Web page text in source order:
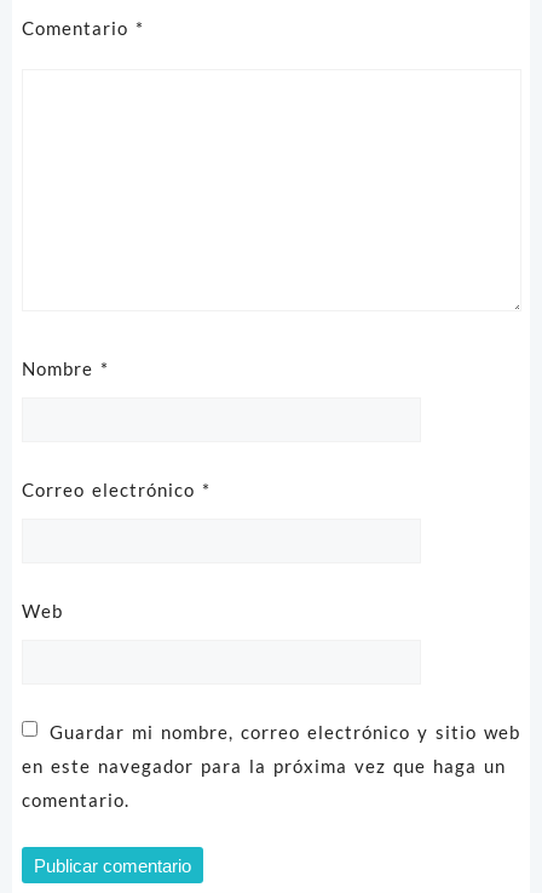
Comentario *
Nombre *
Correo electrónico *
Web
Guardar mi nombre, correo electrónico y sitio web
en este navegador para la próxima vez que haga un
comentario.